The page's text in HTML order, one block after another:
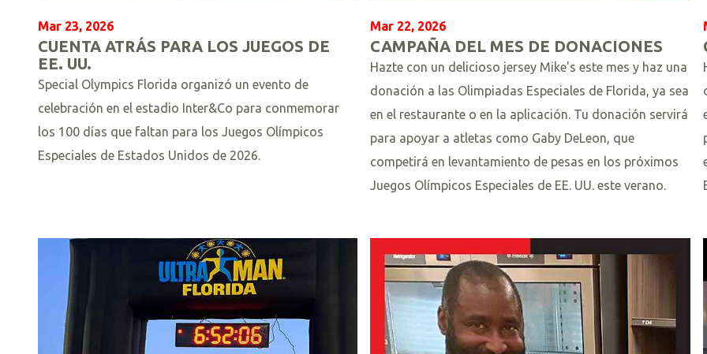
Mar 23, 2026
CUENTA ATRÁS PARA LOS JUEGOS DE
EE. UU.
Special Olympics Florida organizó un evento de
celebración en el estadio Inter&Co para conmemorar
los 100 días que faltan para los Juegos Olímpicos
Especiales de Estados Unidos de 2026.
Mar 22, 2026
CAMPAÑA DEL MES DE DONACIONES
Hazte con un delicioso jersey Mike's este mes y haz una
donación a las Olimpiadas Especiales de Florida, ya sea
en el restaurante o en la aplicación. Tu donación servirá
para apoyar a atletas como Gaby DeLeon, que
competirá en levantamiento de pesas en los próximos
Juegos Olímpicos Especiales de EE. UU. este verano.
L
r